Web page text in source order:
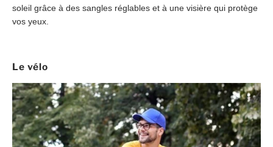
soleil grâce à des sangles réglables et à une visière qui protège
vos yeux.
Le vélo